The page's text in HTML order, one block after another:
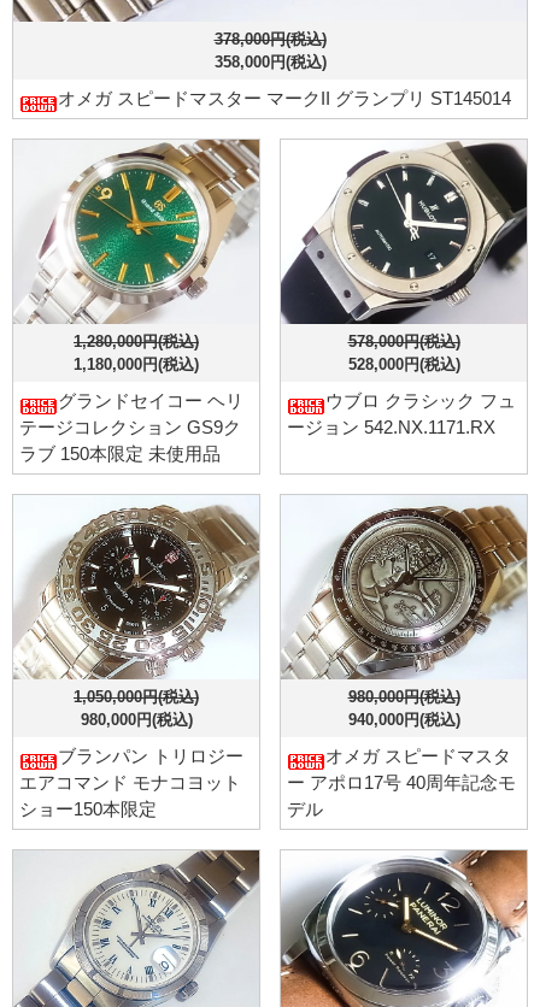
378,000円(税込)
358,000円(税込)
オメガ スピードマスター マークII グランプリ ST145014
1,280,000円(税込)
1,180,000円(税込)
グランドセイコー ヘリ
テージコレクション GS9ク
ラブ 150本限定 未使用品
578,000円(税込)
528,000円(税込)
ウブロ クラシック フュ
ージョン 542.NX.1171.RX
1,050,000円(税込)
980,000円(税込)
ブランパン トリロジー
エアコマンド モナコヨット
ショー150本限定
980,000円(税込)
940,000円(税込)
オメガ スピードマスタ
ー アポロ17号 40周年記念モ
デル